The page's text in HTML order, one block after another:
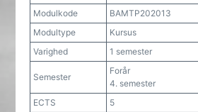
Modulkode
BAMTP202013
Modultype
Kursus
Varighed
1 semester
Semester
Forår
4. semester
ECTS
5